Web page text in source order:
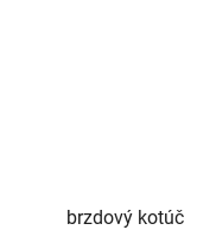
brzdový kotúč